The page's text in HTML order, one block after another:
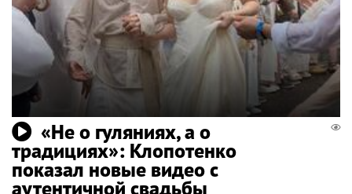
«Не о гуляниях, а о
традициях»: Клопотенко
показал новые видео с
аутентичной свадьбы